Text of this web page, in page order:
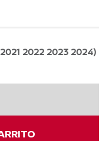
2022 2023 2024)